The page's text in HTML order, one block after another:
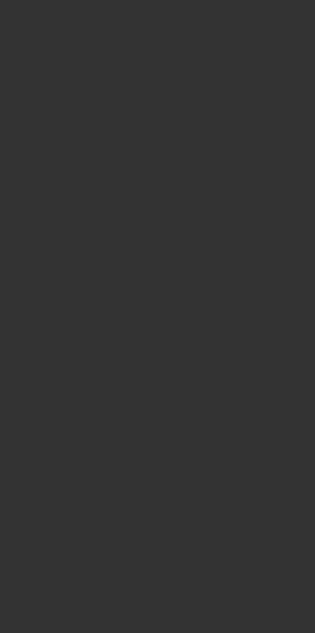
EN MODAL SO SOFT